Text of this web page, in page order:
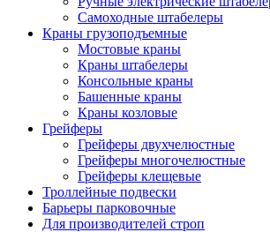
Самоходные штабелеры
Краны грузоподъемные
Мостовые краны
Краны штабелеры
Консольные краны
Башенные краны
Краны козловые
Грейферы
Грейферы двухчелюстные
Грейферы многочелюстные
Грейферы клещевые
Троллейные подвески
Барьеры парковочные
Для производителей строп